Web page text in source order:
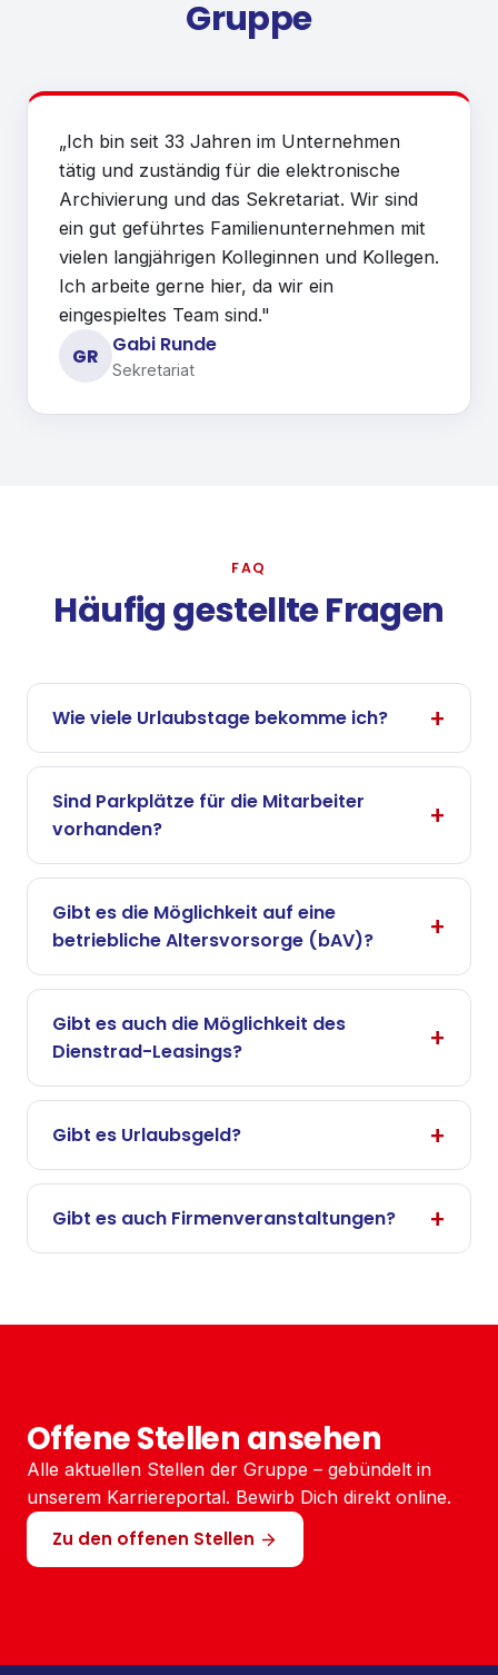
Gruppe
„Ich bin seit 33 Jahren im Unternehmen
tätig und zuständig für die elektronische
Archivierung und das Sekretariat. Wir sind
ein gut geführtes Familienunternehmen mit
vielen langjährigen Kolleginnen und Kollegen.
Ich arbeite gerne hier, da wir ein
eingespieltes Team sind."
GR Gabi Runde
Sekretariat
FAQ
Häufig gestellte Fragen
Wie viele Urlaubstage bekomme ich?
Sind Parkplätze für die Mitarbeiter
vorhanden?
Gibt es die Möglichkeit auf eine
betriebliche Altersvorsorge (bAV)?
Gibt es auch die Möglichkeit des
Dienstrad-Leasings?
Gibt es Urlaubsgeld?
Gibt es auch Firmenveranstaltungen?
Offene Stellen ansehen
Alle aktuellen Stellen der Gruppe – gebündelt in
unserem Karriereportal. Bewirb Dich direkt online.
Zu den offenen Stellen